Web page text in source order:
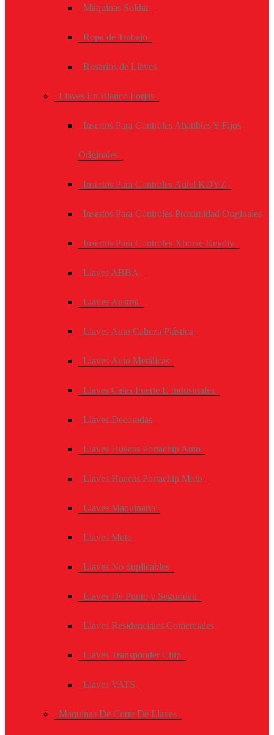
Máquinas Soldar
Ropa de Trabajo
Rosarios de Llaves
Llaves En Blanco Forjas
Insertos Para Controles Abatibles Y Fijos
Originales
Insertos Para Controles Autel KDYZ
Insertos Para Controles Proximidad Originales
Insertos Para Controles Xhorse Keydiy
Llaves ABBA
Llaves Austral
Llaves Auto Cabeza Plástica
Llaves Auto Metálicas
Llaves Cajas Fuerte E Industriales
Llaves Decoradas
Llaves Huecas Portachip Auto
Llaves Huecas Portachip Moto
Llaves Maquinaria
Llaves Moto
Llaves No duplicables
Llaves De Punto y Seguridad
Llaves Residenciales Comerciales
Llaves Transponder Chip
Llaves VATS
Maquinas De Corte De Llaves